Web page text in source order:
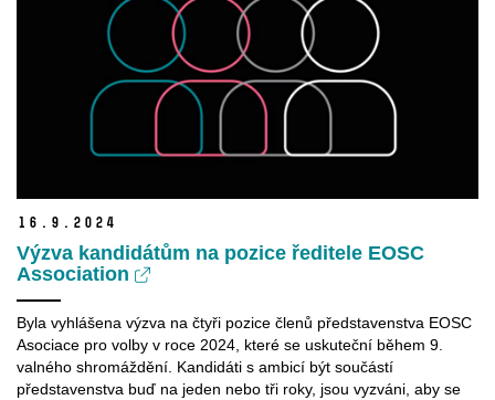
16. 9. 2024
Výzva kandidátům na pozice ředitele EOSC
Association
Byla vyhlášena výzva na čtyři pozice členů představenstva EOSC
Asociace pro volby v roce 2024, které se uskuteční během 9.
valného shromáždění. Kandidáti s ambicí být součástí
představenstva buď na jeden nebo tři roky, jsou vyzváni, aby se